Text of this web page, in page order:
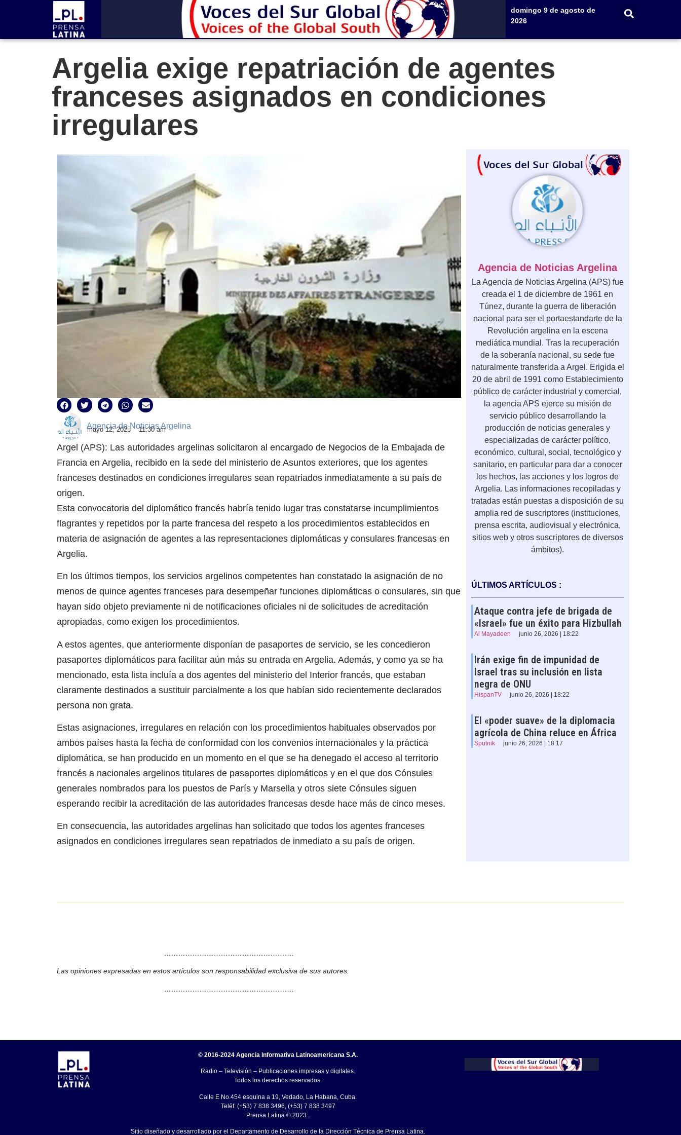
domingo 9 de agosto de
2026
Argelia exige repatriación de agentes
franceses asignados en condiciones
irregulares
Agencia de Noticias Argelina
mayo 12, 2025 11:30 am
Argel (APS): Las autoridades argelinas solicitaron al encargado de Negocios de la Embajada de
Francia en Argelia, recibido en la sede del ministerio de Asuntos exteriores, que los agentes
franceses destinados en condiciones irregulares sean repatriados inmediatamente a su país de
origen.
Esta convocatoria del diplomático francés habría tenido lugar tras constatarse incumplimientos
flagrantes y repetidos por la parte francesa del respeto a los procedimientos establecidos en
materia de asignación de agentes a las representaciones diplomáticas y consulares francesas en
Argelia.
En los últimos tiempos, los servicios argelinos competentes han constatado la asignación de no
menos de quince agentes franceses para desempeñar funciones diplomáticas o consulares, sin que
hayan sido objeto previamente ni de notificaciones oficiales ni de solicitudes de acreditación
apropiadas, como exigen los procedimientos.
A estos agentes, que anteriormente disponían de pasaportes de servicio, se les concedieron
pasaportes diplomáticos para facilitar aún más su entrada en Argelia. Además, y como ya se ha
mencionado, esta lista incluía a dos agentes del ministerio del Interior francés, que estaban
claramente destinados a sustituir parcialmente a los que habían sido recientemente declarados
persona non grata.
Estas asignaciones, irregulares en relación con los procedimientos habituales observados por
ambos países hasta la fecha de conformidad con los convenios internacionales y la práctica
diplomática, se han producido en un momento en el que se ha denegado el acceso al territorio
francés a nacionales argelinos titulares de pasaportes diplomáticos y en el que dos Cónsules
generales nombrados para los puestos de París y Marsella y otros siete Cónsules siguen
esperando recibir la acreditación de las autoridades francesas desde hace más de cinco meses.
En consecuencia, las autoridades argelinas han solicitado que todos los agentes franceses
asignados en condiciones irregulares sean repatriados de inmediato a su país de origen.
Agencia de Noticias Argelina
La Agencia de Noticias Argelina (APS) fue
creada el 1 de diciembre de 1961 en
Túnez, durante la guerra de liberación
nacional para ser el portaestandarte de la
Revolución argelina en la escena
mediática mundial. Tras la recuperación
de la soberanía nacional, su sede fue
naturalmente transferida a Argel. Erigida el
20 de abril de 1991 como Establecimiento
público de carácter industrial y comercial,
la agencia APS ejerce su misión de
servicio público desarrollando la
producción de noticias generales y
especializadas de carácter político,
económico, cultural, social, tecnológico y
sanitario, en particular para dar a conocer
los hechos, las acciones y los logros de
Argelia. Las informaciones recopiladas y
tratadas están puestas a disposición de su
amplia red de suscriptores (instituciones,
prensa escrita, audiovisual y electrónica,
sitios web y otros suscriptores de diversos
ámbitos).
ÚLTIMOS ARTÍCULOS :
Ataque contra jefe de brigada de
«Israel» fue un éxito para Hizbullah
Al Mayadeen junio 26, 2026 | 18:22
Irán exige fin de impunidad de
Israel tras su inclusión en lista
negra de ONU
HispanTV junio 26, 2026 | 18:22
El «poder suave» de la diplomacia
agrícola de China reluce en África
Sputnik junio 26, 2026 | 18:17
……………………………………………….
Las opiniones expresadas en estos artículos son responsabilidad exclusiva de sus autores.
……………………………………………….
© 2016-2024 Agencia Informativa Latinoamericana S.A.
Radio – Televisión – Publicaciones impresas y digitales.
Todos los derechos reservados.
Calle E No.454 esquina a 19, Vedado, La Habana, Cuba.
Teléf: (+53) 7 838 3496, (+53) 7 838 3497
Prensa Latina © 2023 .
Sitio diseñado y desarrollado por el Departamento de Desarrollo de la Dirección Técnica de Prensa Latina.